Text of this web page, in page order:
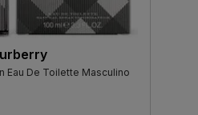
Eau De Toilette Masculino